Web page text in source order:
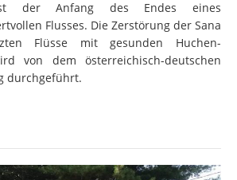
der Anfang des Endes eines
Flusses. Die Zerstörung der Sana
Flüsse mit gesunden Huchen-
von dem österreichisch-deutschen
durchgeführt.